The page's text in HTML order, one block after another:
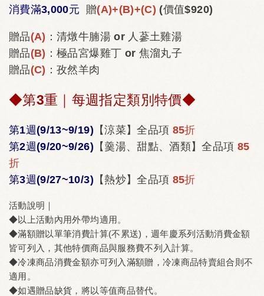
消費滿3,000元 贈(A)+(B)+(C) (價值$920)
贈品(A) ：清燉牛腩湯 or 人蔘土雞湯
贈品(B) ：極品宮爆雞丁 or 焦溜丸子
贈品(C) ：孜然羊肉
◆第3重｜每週指定類別特價◆
第1週(9/13~9/19) 【涼菜】全品項 85折
第2週(9/20~9/26) 【羹湯、甜點、酒類】全品項 85
折
第3週(9/27~10/3) 【熱炒】全品項 85折
活動說明｜
◆以上活動內用外帶均適用。
◆滿額贈以單筆消費計算(不累送)，週年慶系列活動消費金額
皆可列入，其他特價商品與服務費不列入計算。
◆冷凍商品消費金額亦可列入滿額贈，冷凍商品特賣組合則不
適用。
◆如遇贈品缺貨，將以等值商品替代。